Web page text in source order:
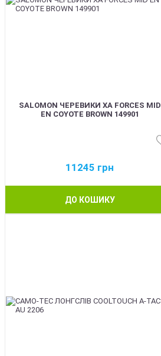
SALOMON ЧЕРЕВИКИ XA FORCES MID
EN COYOTE BROWN 149901
11245 грн
ДО КОШИКУ